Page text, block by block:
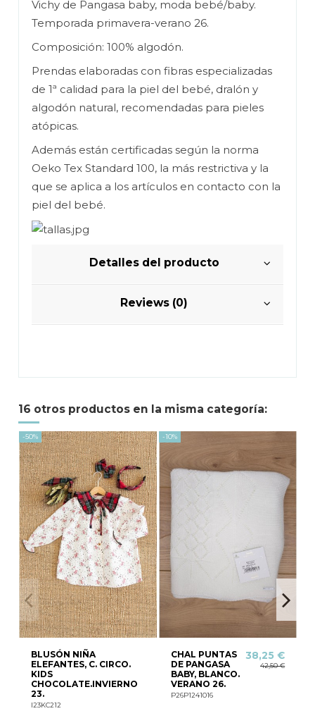
Vichy de Pangasa baby, moda bebé/baby.
Temporada primavera-verano 26.
Composición: 100% algodón.
Prendas elaboradas con fibras especializadas
de 1ª calidad para la piel del bebé, dralón y
algodón natural, recomendadas para pieles
atópicas.
Además están certificadas según la norma
Oeko Tex Standard 100, la más restrictiva y la
que se aplica a los artículos en contacto con la
piel del bebé.
Detalles del producto
Reviews (0)
16 otros productos en la misma categoría:
-50%
BLUSÓN NIÑA
ELEFANTES, C. CIRCO.
KIDS
CHOCOLATE.INVIERNO
23.
I23KC212
-10%
CHAL PUNTAS
DE PANGASA
BABY, BLANCO.
VERANO 26.
P26P1241016
38,25 €
42,50 €